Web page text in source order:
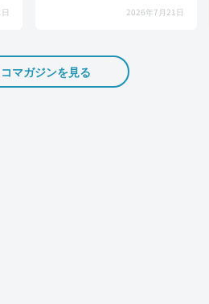
2026年7月21日
マガジンを見る